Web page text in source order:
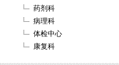
药剂科
病理科
体检中心
康复科